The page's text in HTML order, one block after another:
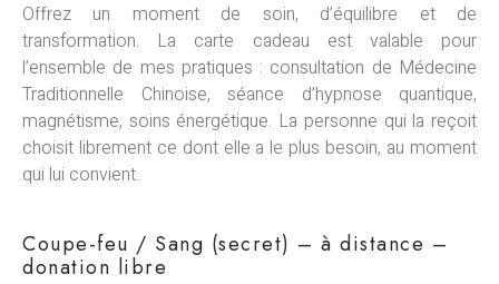
Offrez un moment de soin, d’équilibre et de
transformation. La carte cadeau est valable pour
l’ensemble de mes pratiques : consultation de Médecine
Traditionnelle Chinoise, séance d’hypnose quantique,
magnétisme, soins énergétique. La personne qui la reçoit
choisit librement ce dont elle a le plus besoin, au moment
qui lui convient.
Coupe-feu / Sang (secret) – à distance –
donation libre